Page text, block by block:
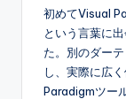
U初めてVisual
という言葉に
た。別のダー
し、実際に広
Paradigmツー